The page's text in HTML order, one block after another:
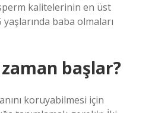
kalitelerinin en üst
yaşlarında baba olmaları
başlar?
koruyabilmesi için